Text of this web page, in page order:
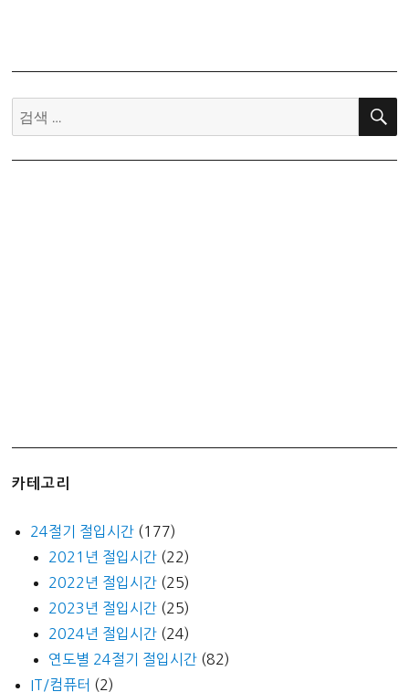
안
검
색:
검
카테고리
24절기 절입시간 (177)
2021년 절입시간 (22)
2022년 절입시간 (25)
2023년 절입시간 (25)
2024년 절입시간 (24)
연도별 24절기 절입시간 (82)
IT/컴퓨터 (2)